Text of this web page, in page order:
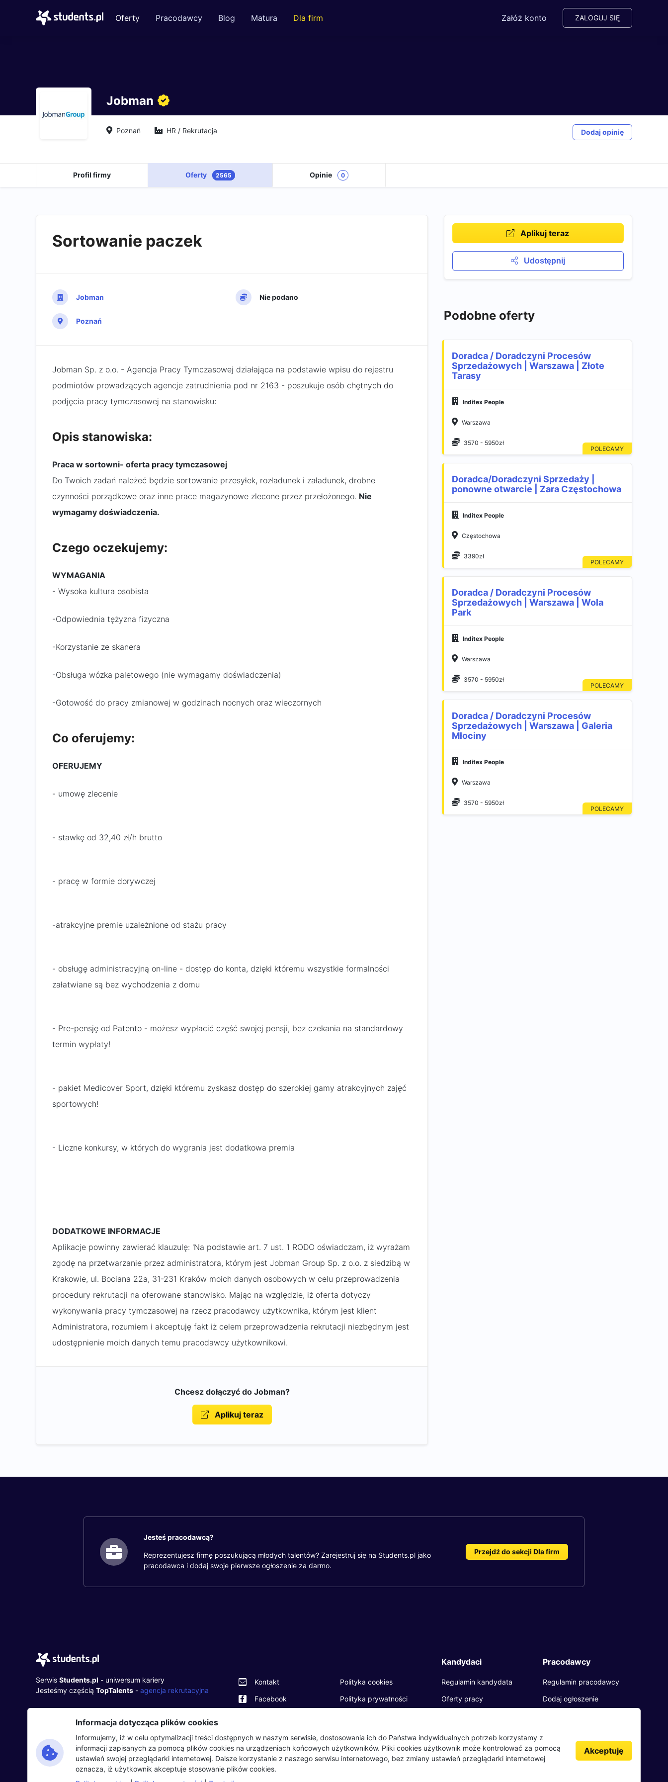
Oferty Pracodawcy Blog Matura Dla firm Załóż konto ZALOGUJ SIĘ
Jobman
Poznań HR / Rekrutacja Dodaj opinię
Profil firmy Oferty 2565 Opinie 0
Sortowanie paczek
Jobman
Poznań
Nie podano
Jobman Sp. z o.o. - Agencja Pracy Tymczasowej działająca na podstawie wpisu do rejestru
podmiotów prowadzących agencje zatrudnienia pod nr 2163 - poszukuje osób chętnych do
podjęcia pracy tymczasowej na stanowisku:
Opis stanowiska:
Praca w sortowni- oferta pracy tymczasowej
Do Twoich zadań należeć będzie sortowanie przesyłek, rozładunek i załadunek, drobne
czynności porządkowe oraz inne prace magazynowe zlecone przez przełożonego. Nie
wymagamy doświadczenia.
Czego oczekujemy:
WYMAGANIA
- Wysoka kultura osobista
-Odpowiednia tężyzna fizyczna
-Korzystanie ze skanera
-Obsługa wózka paletowego (nie wymagamy doświadczenia)
-Gotowość do pracy zmianowej w godzinach nocnych oraz wieczornych
Co oferujemy:
OFERUJEMY
- umowę zlecenie
- stawkę od 32,40 zł/h brutto
- pracę w formie dorywczej
-atrakcyjne premie uzależnione od stażu pracy
- obsługę administracyjną on-line - dostęp do konta, dzięki któremu wszystkie formalności
załatwiane są bez wychodzenia z domu
- Pre-pensję od Patento - możesz wypłacić część swojej pensji, bez czekania na standardowy
termin wypłaty!
- pakiet Medicover Sport, dzięki któremu zyskasz dostęp do szerokiej gamy atrakcyjnych zajęć
sportowych!
- Liczne konkursy, w których do wygrania jest dodatkowa premia
DODATKOWE INFORMACJE
Aplikacje powinny zawierać klauzulę: 'Na podstawie art. 7 ust. 1 RODO oświadczam, iż wyrażam
zgodę na przetwarzanie przez administratora, którym jest Jobman Group Sp. z o.o. z siedzibą w
Krakowie, ul. Bociana 22a, 31-231 Kraków moich danych osobowych w celu przeprowadzenia
procedury rekrutacji na oferowane stanowisko. Mając na względzie, iż oferta dotyczy
wykonywania pracy tymczasowej na rzecz pracodawcy użytkownika, którym jest klient
Administratora, rozumiem i akceptuję fakt iż celem przeprowadzenia rekrutacji niezbędnym jest
udostępnienie moich danych temu pracodawcy użytkownikowi.
Chcesz dołączyć do Jobman?
Aplikuj teraz
Aplikuj teraz
Udostępnij
Podobne oferty
Doradca / Doradczyni Procesów
Sprzedażowych | Warszawa | Złote
Tarasy
Inditex People
Warszawa
3570 - 5950zł
Doradca/Doradczyni Sprzedaży |
ponowne otwarcie | Zara Częstochowa
Inditex People
Częstochowa
3390zł
Doradca / Doradczyni Procesów
Sprzedażowych | Warszawa | Wola
Park
Inditex People
Warszawa
3570 - 5950zł
Doradca / Doradczyni Procesów
Sprzedażowych | Warszawa | Galeria
Młociny
Inditex People
Warszawa
3570 - 5950zł
Jesteś pracodawcą?
Reprezentujesz firmę poszukującą młodych talentów? Zarejestruj się na Students.pl jako
pracodawca i dodaj swoje pierwsze ogłoszenie za darmo.
Przejdź do sekcji Dla firm
Serwis Students.pl - uniwersum kariery
Jesteśmy częścią TopTalents - agencja rekrutacyjna
ul. Twarda 18, 00-105 Warszawa
+48 518 637 436
NIP: 9452235137
Kontakt
Facebook
Polityka cookies
Polityka prywatności
Kandydaci
Regulamin kandydata
Oferty pracy
Blog
Pracodawcy
Regulamin pracodawcy
Dodaj ogłoszenie
Informacja dotycząca plików cookies
Informujemy, iż w celu optymalizacji treści dostępnych w naszym serwisie, dostosowania ich do Państwa indywidualnych potrzeb korzystamy z
informacji zapisanych za pomocą plików cookies na urządzeniach końcowych użytkowników. Pliki cookies użytkownik może kontrolować za pomocą
ustawień swojej przeglądarki internetowej. Dalsze korzystanie z naszego serwisu internetowego, bez zmiany ustawień przeglądarki internetowej
oznacza, iż użytkownik akceptuje stosowanie plików cookies.
Akceptuję